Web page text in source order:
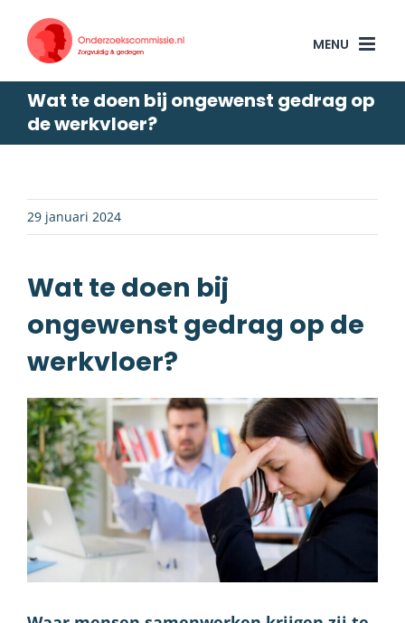
content
Wat te doen bij ongewenst gedrag op
de werkvloer?
29 januari 2024
Wat te doen bij
ongewenst gedrag op de
werkvloer?